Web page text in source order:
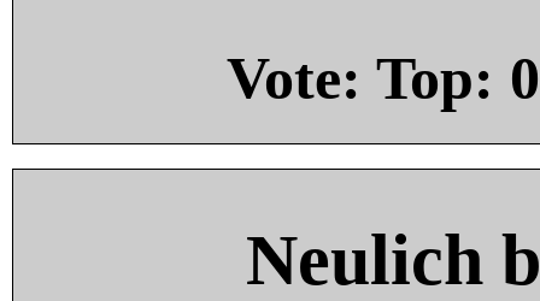
Vote: Top: 0
Neulich